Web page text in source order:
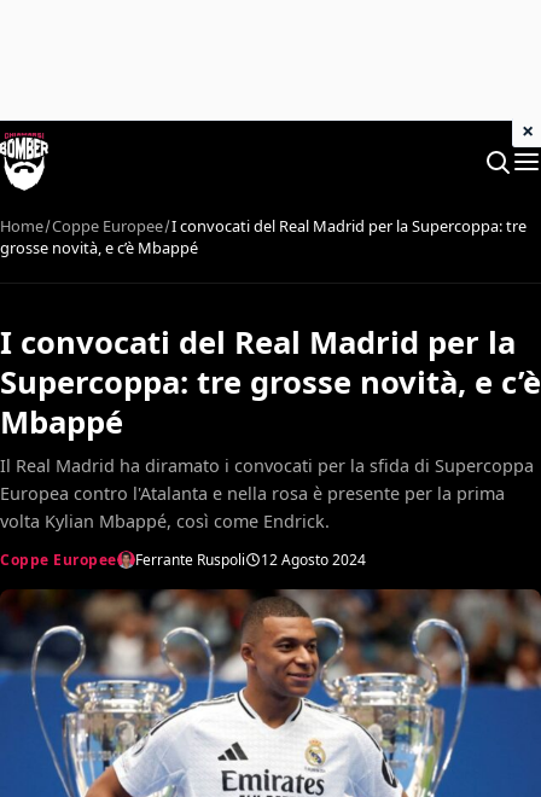
Home Coppe Europee I convocati del Real Madrid per la Supercoppa: tre
grosse novità, e c’è Mbappé
I convocati del Real Madrid per la
Supercoppa: tre grosse novità, e c’è
Mbappé
Il Real Madrid ha diramato i convocati per la sfida di Supercoppa
Europea contro l'Atalanta e nella rosa è presente per la prima
volta Kylian Mbappé, così come Endrick.
Coppe Europee Ferrante Ruspoli 12 Agosto 2024
×